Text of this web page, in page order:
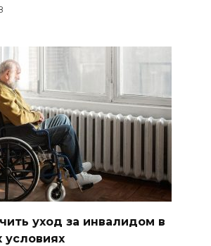
уход за инвалидом в